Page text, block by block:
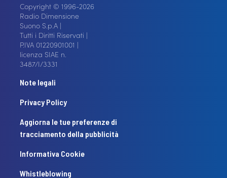
Copyright © 1996-2026
Radio Dimensione
Suono S.p.A |
Tutti i Diritti Riservati |
P.IVA 01220901001 |
licenza SIAE n.
3487/I/3331
Note legali
Privacy Policy
Aggiorna le tue preferenze di
tracciamento della pubblicità
Informativa Cookie
Whistleblowing